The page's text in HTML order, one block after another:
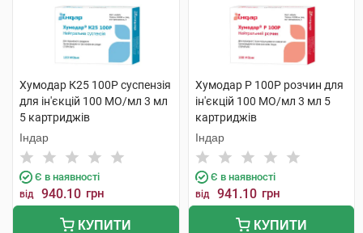
Хумодар К25 100Р суспензія
для ін'єкцій 100 МО/мл 3 мл
5 картриджів
Індар
Є в наявності
від 940.10 грн
КУПИТИ
Хумодар Р 100Р розчин для
ін'єкцій 100 МО/мл 3 мл 5
картриджів
Індар
Є в наявності
від 941.10 грн
КУПИТИ